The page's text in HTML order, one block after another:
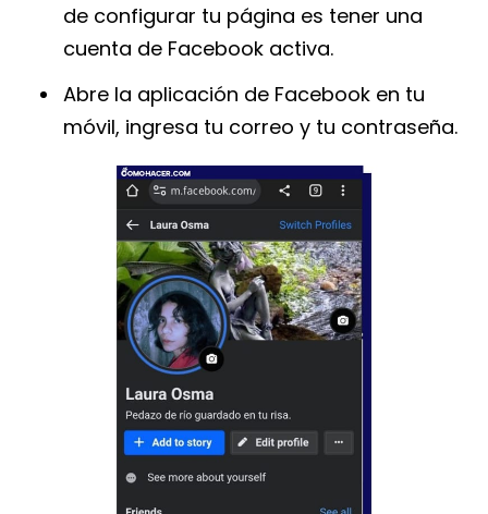
de configurar tu página es tener una
cuenta de Facebook activa.
Abre la aplicación de Facebook en tu
móvil, ingresa tu correo y tu contraseña.